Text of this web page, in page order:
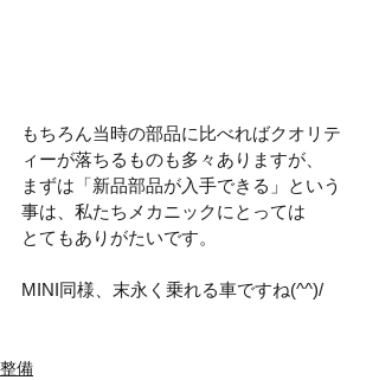
もちろん当時の部品に比べればクオリテ
ィーが落ちるものも多々ありますが、
まずは「新品部品が入手できる」という
事は、私たちメカニックにとっては
とてもありがたいです。
MINI同様、末永く乗れる車ですね(^^)/
整備